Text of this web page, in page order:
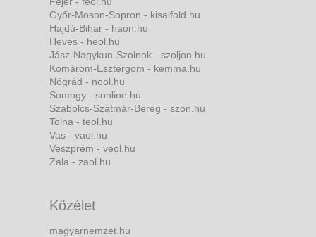
Győr-Moson-Sopron - kisalfold.hu
Hajdú-Bihar - haon.hu
Heves - heol.hu
Jász-Nagykun-Szolnok - szoljon.hu
Komárom-Esztergom - kemma.hu
Nógrád - nool.hu
Somogy - sonline.hu
Szabolcs-Szatmár-Bereg - szon.hu
Tolna - teol.hu
Vas - vaol.hu
Veszprém - veol.hu
Zala - zaol.hu
Közélet
magyarnemzet.hu